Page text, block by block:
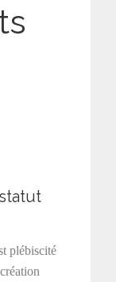
plébiscité